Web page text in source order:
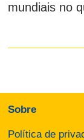
mundiais no
Sobre
Política de